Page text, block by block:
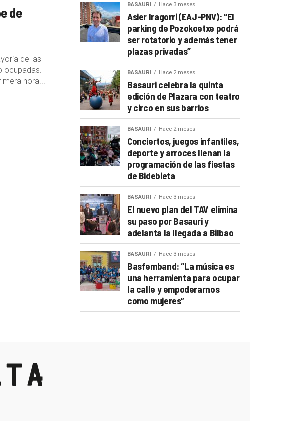
de
de las
ocupadas.
hora...
BASAURI Hace 3 meses
Asier Iragorri (EAJ-PNV): “El
parking de Pozokoetxe podrá
ser rotatorio y además tener
plazas privadas”
BASAURI Hace 2 meses
Basauri celebra la quinta
edición de Plazara con teatro
y circo en sus barrios
BASAURI Hace 2 meses
Conciertos, juegos infantiles,
deporte y arroces llenan la
programación de las fiestas
de Bidebieta
BASAURI Hace 3 meses
El nuevo plan del TAV elimina
su paso por Basauri y
adelanta la llegada a Bilbao
BASAURI Hace 3 meses
Basfemband: “La música es
una herramienta para ocupar
la calle y empoderarnos
como mujeres”